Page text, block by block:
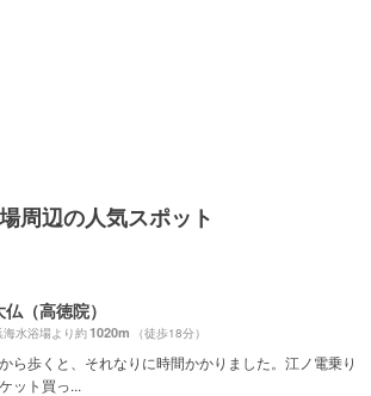
周辺の人気スポット
（高徳院）
海水浴場より約1020m （徒歩18分）
ら歩くと、それなりに時間かかりました。江ノ電乗り
ット買っ...